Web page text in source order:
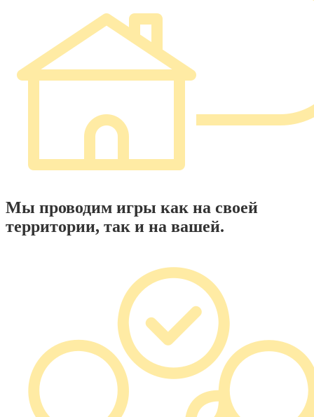
Мы проводим игры как на своей
территории, так и на вашей.